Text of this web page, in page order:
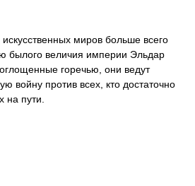
миров больше всего
былого величия империи Эльдар
горечью, они ведут
войну против всех, кто достаточно
на пути.